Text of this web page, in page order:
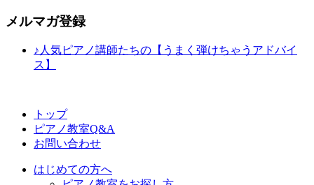
メルマガ登録
♪人気ピアノ講師たちの【うまく弾けちゃうアドバイ
ス】
トップ
ピアノ教室Q&A
お問い合わせ
はじめての方へ